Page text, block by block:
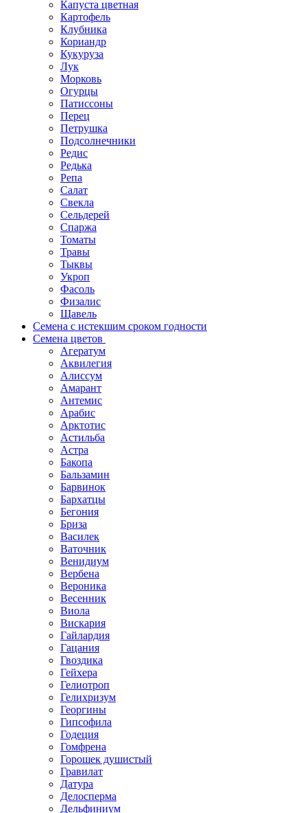
Капуста цветная
Картофель
Клубника
Кориандр
Кукуруза
Лук
Морковь
Огурцы
Патиссоны
Перец
Петрушка
Подсолнечники
Редис
Редька
Репа
Салат
Свекла
Сельдерей
Спаржа
Томаты
Травы
Тыквы
Укроп
Фасоль
Физалис
Щавель
Семена с истекшим сроком годности
Семена цветов
Агератум
Аквилегия
Алиссум
Амарант
Антемис
Арабис
Арктотис
Астильба
Астра
Бакопа
Бальзамин
Барвинок
Бархатцы
Бегония
Бриза
Василек
Ваточник
Венидиум
Вербена
Вероника
Весенник
Виола
Вискария
Гайлардия
Гацания
Гвоздика
Гейхера
Гелиотроп
Гелихризум
Георгины
Гипсофила
Годеция
Гомфрена
Горошек душистый
Гравилат
Датура
Делосперма
Дельфиниум